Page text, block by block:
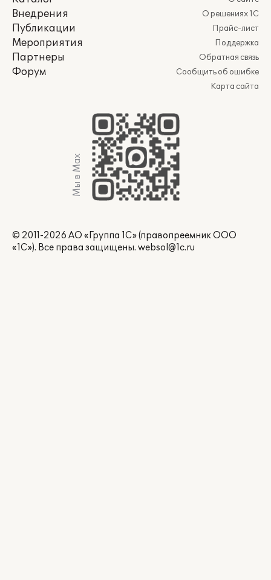
Внедрения
Публикации
Мероприятия
Партнеры
Форум
О решениях 1С
Прайс-лист
Поддержка
Обратная связь
Сообщить об ошибке
Карта сайта
Мы в Max
© 2011-2026 АО «Группа 1С» (правопреемник ООО
«1С»). Все права защищены. websol@1c.ru